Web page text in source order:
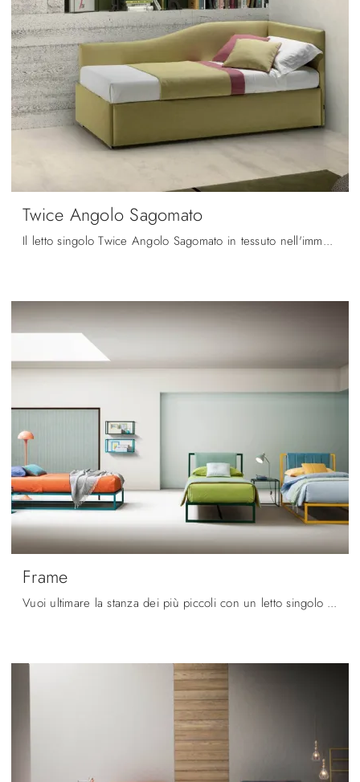
Twice Angolo Sagomato
Il letto singolo Twice Angolo Sagomato in tessuto nell'immagine, tra i modelli imbottiti moderni di Bside, è ideale per garantire il relax totale.
Frame
Vuoi ultimare la stanza dei più piccoli con un letto singolo in tessuto? Ti presentiamo il modello Frame di Bside per spazi moderni.